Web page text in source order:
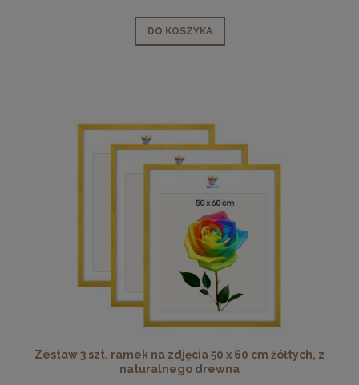
DO KOSZYKA
Zestaw 3 szt. ramek na zdjęcia 50 x 60 cm żółtych, z
naturalnego drewna